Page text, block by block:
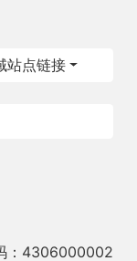
站点链接
：4306000002